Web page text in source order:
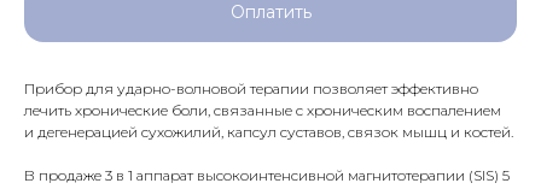
Оплатить
Прибор для ударно-волновой терапии позволяет эффективно
лечить хронические боли, связанные с хроническим воспалением
и дегенерацией сухожилий, капсул суставов, связок мышц и костей.
В продаже 3 в 1 аппарат высокоинтенсивной магнитотерапии (SIS) 5